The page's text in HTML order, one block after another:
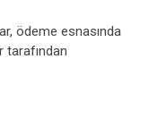
ödeme esnasında
tarafından